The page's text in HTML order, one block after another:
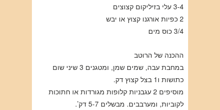
3-4 עלי בזיליקום קצוצים
2 כפיות אורגנו קצוץ או יבש
3/4 כוס מים
ההכנה של הרוטב
במחבת עבה, שמים שמן, ומטגנים 3 שיני שום
כתושות ו1 בצל קצוץ דק.
מוסיפים 2 עגבניות קלופות מגורדות או חתוכות
לקוביות, ומערבבים. מבשלים 5-7 דק’.